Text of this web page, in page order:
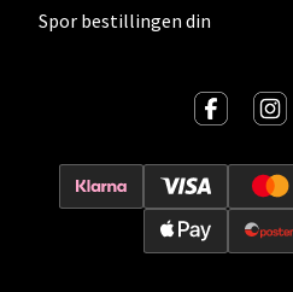
Spor bestillingen din
Vitaminveien 7 - 9, 0485 Oslo
0 i butikk